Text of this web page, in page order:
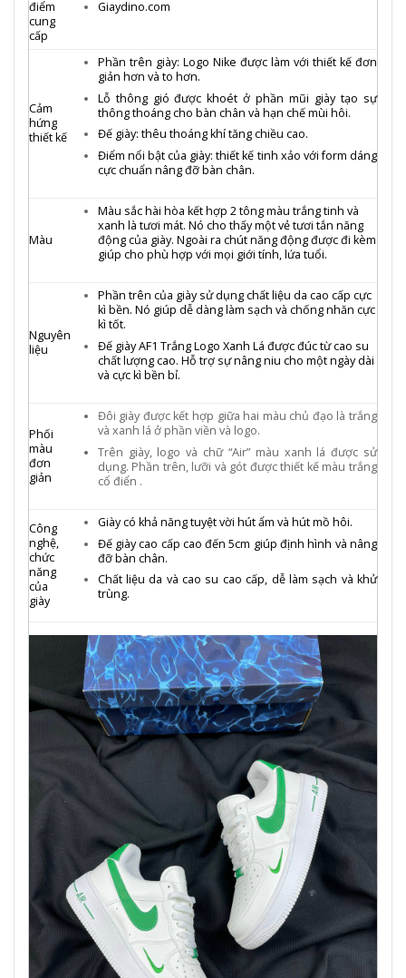
điểm
cung
cấp
Giaydino.com
Cảm
hứng
thiết kế
Phần trên giày: Logo Nike được làm với thiết kế đơn
giản hơn và to hơn.
Lỗ thông gió được khoét ở phần mũi giày tạo sự
thông thoáng cho bàn chân và hạn chế mùi hôi.
Đế giày: thêu thoáng khí tăng chiều cao.
Điểm nổi bật của giày: thiết kế tinh xảo với form dáng
cực chuẩn nâng đỡ bàn chân.
Màu
Màu sắc hài hòa kết hợp 2 tông màu trắng tinh và
xanh là tươi mát. Nó cho thấy một vẻ tươi tắn năng
động của giày. Ngoài ra chút năng động được đi kèm
giúp cho phù hợp với mọi giới tính, lứa tuổi.
Nguyên
liệu
Phần trên của giày sử dụng chất liệu da cao cấp cực
kì bền. Nó giúp dễ dàng làm sạch và chống nhăn cực
kì tốt.
Đế giày AF1 Trắng Logo Xanh Lá được đúc từ cao su
chất lượng cao. Hỗ trợ sự nâng niu cho một ngày dài
và cực kì bền bỉ.
Phối
màu
đơn
giản
Đôi giày được kết hợp giữa hai màu chủ đạo là trắng
và xanh lá ở phần viền và logo.
Trên giày, logo và chữ “Air” màu xanh lá được sử
dụng. Phần trên, lưỡi và gót được thiết kế màu trắng
cổ điển .
Công
nghệ,
chức
năng
của
giày
Giày có khả năng tuyệt vời hút ẩm và hút mồ hôi.
Đế giày cao cấp cao đến 5cm giúp định hình và nâng
đỡ bàn chân.
Chất liệu da và cao su cao cấp, dễ làm sạch và khử
trùng.